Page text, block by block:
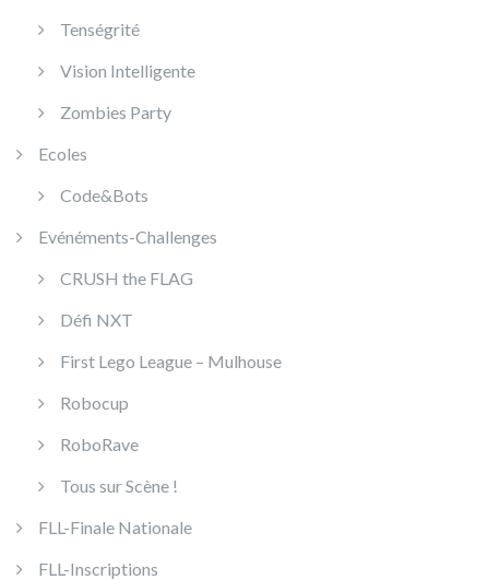
Tenségrité
Vision Intelligente
Zombies Party
Ecoles
Code&Bots
Evénéments-Challenges
CRUSH the FLAG
Défi NXT
First Lego League – Mulhouse
Robocup
RoboRave
Tous sur Scène !
FLL-Finale Nationale
FLL-Inscriptions